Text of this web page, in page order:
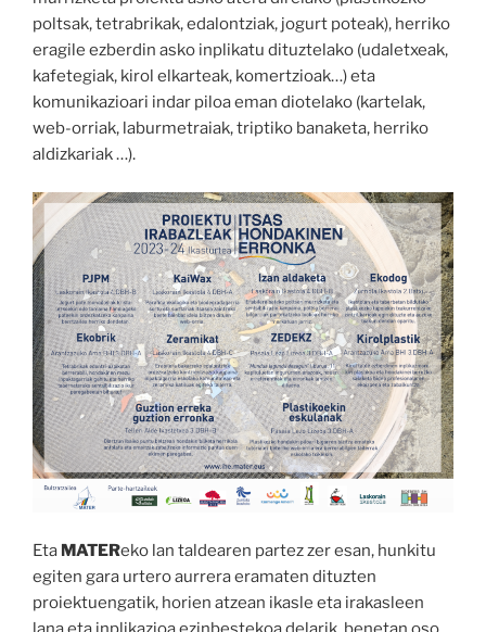
poltsak, tetrabrikak, edalontziak, jogurt poteak), herriko
eragile ezberdin asko inplikatu dituztelako (udaletxeak,
kafetegiak, kirol elkarteak, komertzioak…) eta
komunikazioari indar piloa eman diotelako (kartelak,
web-orriak, laburmetraiak, triptiko banaketa, herriko
aldizkariak …).
Eta MATEReko lan taldearen partez zer esan, hunkitu
egiten gara urtero aurrera eramaten dituzten
proiektuengatik, horien atzean ikasle eta irakasleen